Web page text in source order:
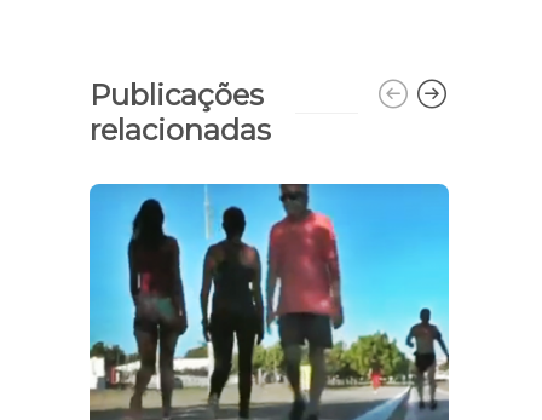
Publicações
relacionadas